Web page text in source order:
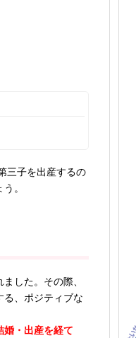
三子を出産するの
。
した。その際、
る、ポジティブな
婚・出産を経て